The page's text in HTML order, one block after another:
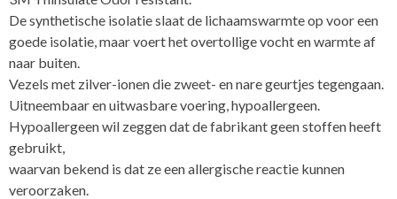
De synthetische isolatie slaat de lichaamswarmte op voor een
goede isolatie, maar voert het overtollige vocht en warmte af
naar buiten.
Vezels met zilver-ionen die zweet- en nare geurtjes tegengaan.
Uitneembaar en uitwasbare voering, hypoallergeen.
Hypoallergeen wil zeggen dat de fabrikant geen stoffen heeft
gebruikt,
waarvan bekend is dat ze een allergische reactie kunnen
veroorzaken.